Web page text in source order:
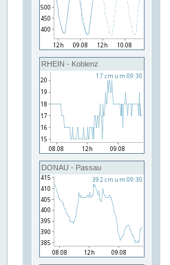
RHEIN - Koblenz
DONAU - Passau